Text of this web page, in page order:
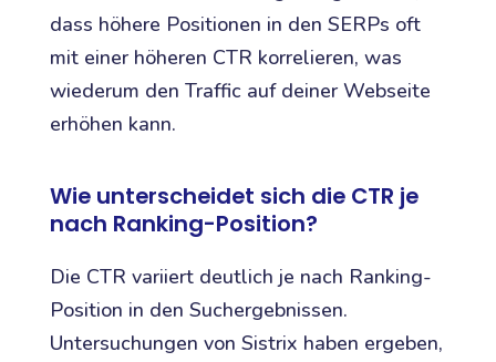
dass höhere Positionen in den SERPs oft
mit einer höheren CTR korrelieren, was
wiederum den Traffic auf deiner Webseite
erhöhen kann.
Wie unterscheidet sich die CTR je
nach Ranking-Position?
Die CTR variiert deutlich je nach Ranking-
Position in den Suchergebnissen.
Untersuchungen von Sistrix haben ergeben,